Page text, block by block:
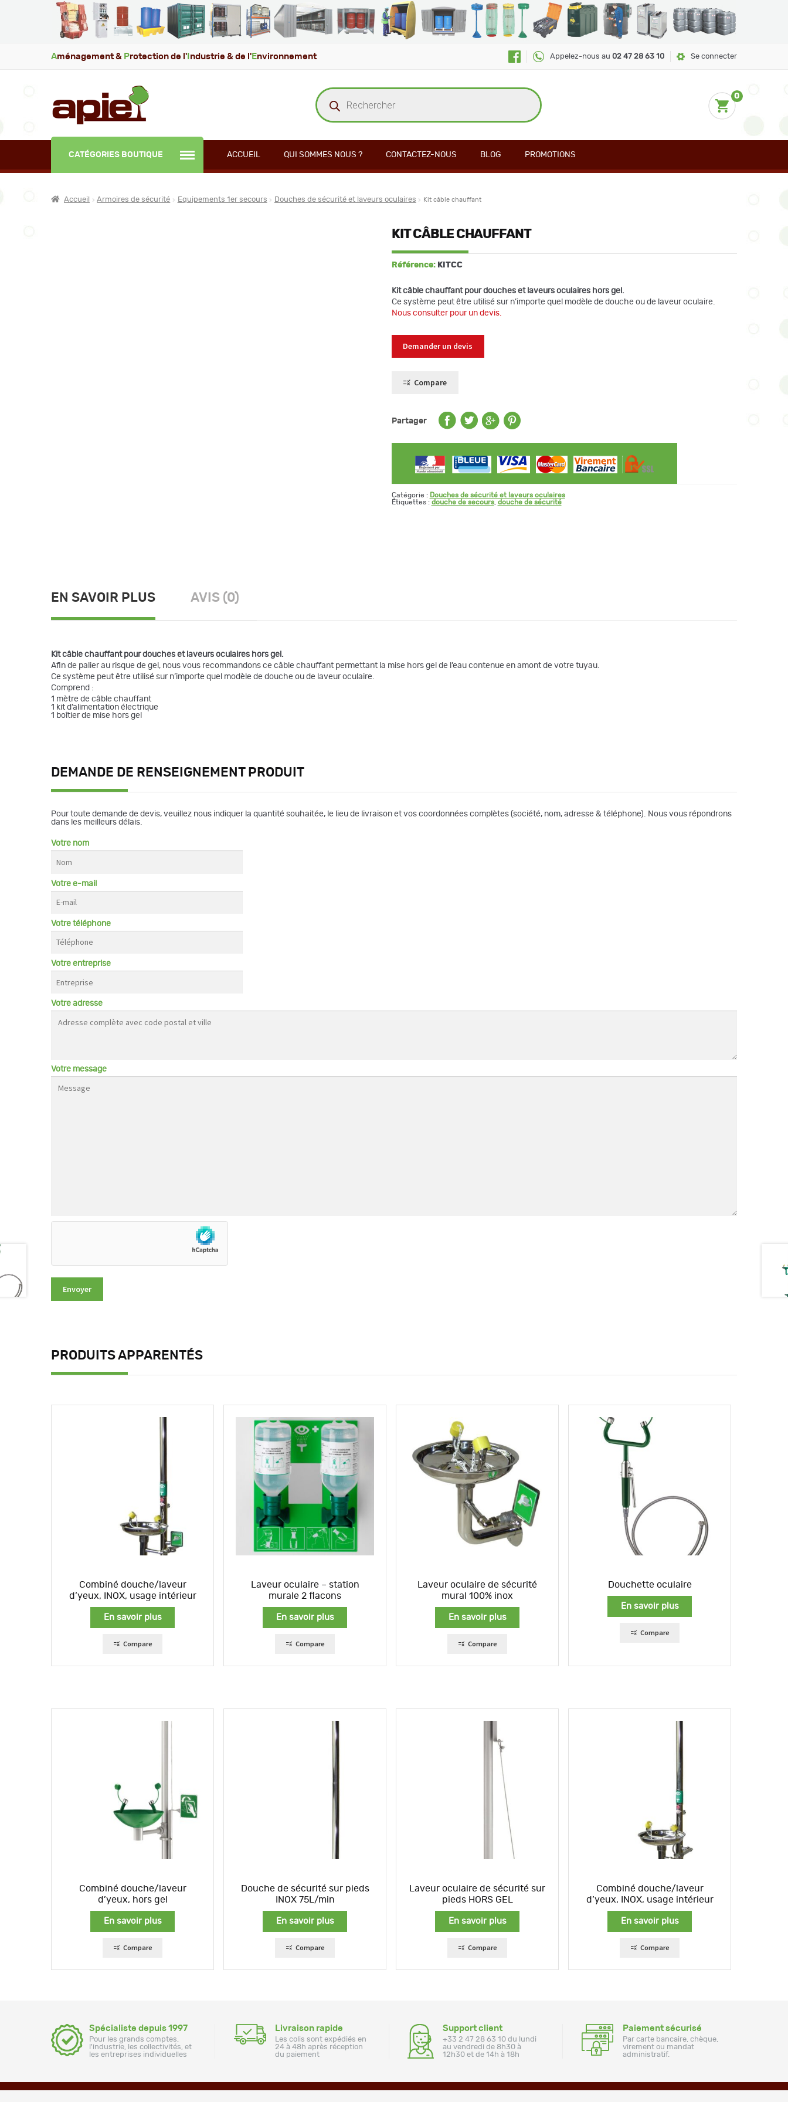
Aménagement & Protection de l' ndustrie & de l' Environnement Appelez-nous au 02 47 28 63 10 Se connecter
Recherche
de
produits
0
CATÉGORIES BOUTIQUE ACCUEIL QUI SOMMES NOUS ? CONTACTEZ-NOUS BLOG PROMOTIONS
Accueil Armoires de sécurité Equipements 1er secours Douches de sécurité et laveurs oculaires Kit câble chauffant
KIT CÂBLE CHAUFFANT
Référence: KITCC
Kit câble chauffant pour douches et laveurs oculaires hors gel.
Ce système peut être utilisé sur n’importe quel modèle de douche ou de laveur oculaire.
Nous consulter pour un devis.
Demander un devis
Compare
Partager
Catégorie : Douches de sécurité et laveurs oculaires
Étiquettes : douche de secours, douche de sécurité
EN SAVOIR PLUS AVIS (0)
Kit câble chauffant pour douches et laveurs oculaires hors gel.
Afin de palier au risque de gel, nous vous recommandons ce câble chauffant permettant la mise hors gel de l’eau contenue en amont de votre tuyau.
Ce système peut être utilisé sur n’importe quel modèle de douche ou de laveur oculaire.
Comprend :
1 mètre de câble chauffant
1 kit d’alimentation électrique
1 boîtier de mise hors gel
DEMANDE DE RENSEIGNEMENT PRODUIT
Pour toute demande de devis, veuillez nous indiquer la quantité souhaitée, le lieu de livraison et vos coordonnées complètes (société, nom, adresse & téléphone). Nous vous répondrons
dans les meilleurs délais.
Votre nom
Votre e-mail
Votre téléphone
Votre entreprise
Votre adresse
Votre message
PRODUITS APPARENTÉS
Combiné douche/laveur
d’yeux, INOX, usage intérieur
En savoir plus
Compare
Laveur oculaire – station
murale 2 flacons
En savoir plus
Compare
Laveur oculaire de sécurité
mural 100% inox
En savoir plus
Compare
Douchette oculaire
En savoir plus
Compare
Combiné douche/laveur
d’yeux, hors gel
En savoir plus
Compare
Douche de sécurité sur pieds
INOX 75L/min
En savoir plus
Compare
Laveur oculaire de sécurité sur
pieds HORS GEL
En savoir plus
Compare
Combiné douche/laveur
d’yeux, INOX, usage intérieur
En savoir plus
Compare
Spécialiste depuis 1997
Pour les grands comptes,
l'industrie, les collectivités, et
les entreprises individuelles
Livraison rapide
Les colis sont expédiés en
24 à 48h après réception
du paiement
Support client
+33 2 47 28 63 10 du lundi
au vendredi de 8h30 à
12h30 et de 14h à 18h
Paiement sécurisé
Par carte bancaire, chèque,
virement ou mandat
administratif.